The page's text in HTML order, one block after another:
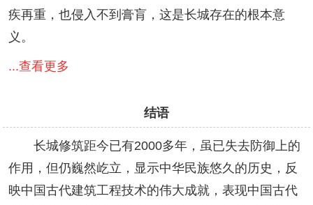
疾再重，也侵入不到膏肓，这是长城存在的根本意
义。
...查看更多
结语
长城修筑距今已有2000多年，虽已失去防御上的
作用，但仍巍然屹立，显示中华民族悠久的历史，反
映中国古代建筑工程技术的伟大成就，表现中国古代